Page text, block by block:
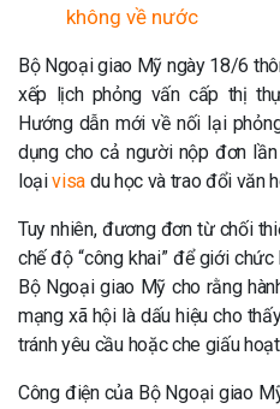
không về nước
Bộ Ngoại giao Mỹ ngày 18/6
xếp lịch phỏng vấn cấp thị
Hướng dẫn mới về nối lại
dụng cho cả người nộp đơn
loạivisa du học và trao đổi văn
Tuy nhiên, đương đơn từ chối
chế độ “công khai” để giới
Bộ Ngoại giao Mỹ cho rằng
mạng xã hội là dấu hiệu cho
tránh yêu cầu hoặc che giấu
Công điện của Bộ Ngoại giao